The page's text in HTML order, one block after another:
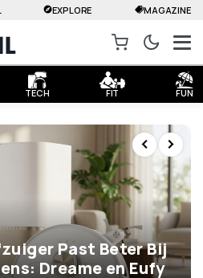
TECH FIT FUN
EXPLORE MAGAZINE
Past Beter Bij
Dreame en Eufy